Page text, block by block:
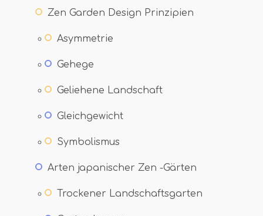
Zen Garden Design Prinzipien
Asymmetrie
Gehege
Geliehene Landschaft
Gleichgewicht
Symbolismus
Arten japanischer Zen -Gärten
Trockener Landschaftsgarten